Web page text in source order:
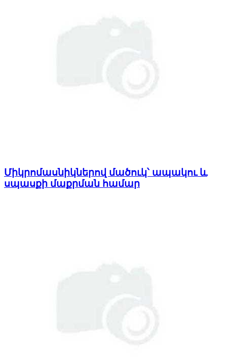
Միկրոմասնիկներով մածուկ՝ ապակու և
սպասքի մաքրման համար